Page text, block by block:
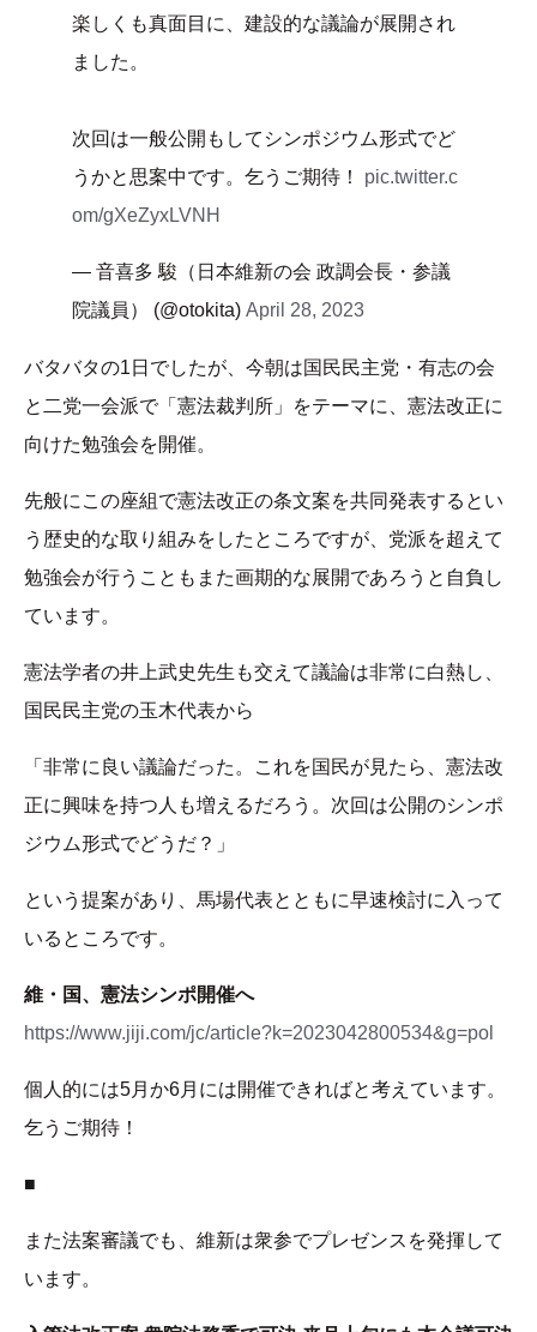
楽しくも真面目に、建設的な議論が展開され
ました。
次回は一般公開もしてシンポジウム形式でど
うかと思案中です。乞うご期待！ pic.twitter.c
om/gXeZyxLVNH
— 音喜多 駿（日本維新の会 政調会長・参議
院議員） (@otokita) April 28, 2023
バタバタの1日でしたが、今朝は国民民主党・有志の会
と二党一会派で「憲法裁判所」をテーマに、憲法改正に
向けた勉強会を開催。
先般にこの座組で憲法改正の条文案を共同発表するとい
う歴史的な取り組みをしたところですが、党派を超えて
勉強会が行うこともまた画期的な展開であろうと自負し
ています。
憲法学者の井上武史先生も交えて議論は非常に白熱し、
国民民主党の玉木代表から
「非常に良い議論だった。これを国民が見たら、憲法改
正に興味を持つ人も増えるだろう。次回は公開のシンポ
ジウム形式でどうだ？」
という提案があり、馬場代表とともに早速検討に入って
いるところです。
維・国、憲法シンポ開催へ
https://www.jiji.com/jc/article?k=2023042800534&g=pol
個人的には5月か6月には開催できればと考えています。
乞うご期待！
■
また法案審議でも、維新は衆参でプレゼンスを発揮して
います。